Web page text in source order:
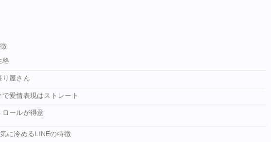
格
り屋さん
で愛情表現はストレート
ロールが得意
に冷めるLINEの特徴